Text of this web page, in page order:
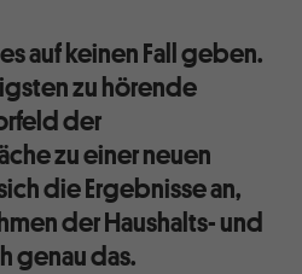
auf keinen Fall geben.
zu hörende
der
zu einer neuen
die Ergebnisse an,
der Haushalts- und
genau das.